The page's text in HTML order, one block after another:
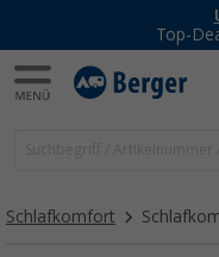
Top-
Schlafkomfort